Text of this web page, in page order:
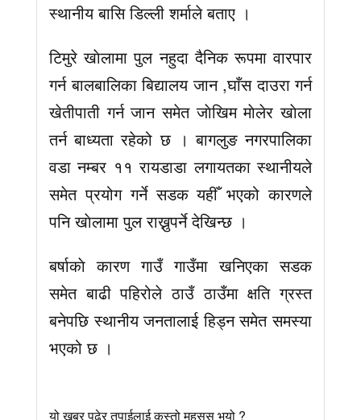
स्थानीय बासि डिल्ली शर्माले बताए ।
टिमुरे खाेलामा पुल नहुदा दैनिक रूपमा वारपार
गर्न बालबालिका बिद्यालय जान ,घाँस दाउरा गर्न
खेतीपाती गर्न जान समेत जाेखिम माेलेर खाेला
तर्न बाध्यता रहेको छ । बागलुङ नगरपालिका
वडा नम्बर ११ रायडाडा लगायतका स्थानीयले
समेत प्रयोग गर्ने सडक यहीँ भएको कारणले
पनि खाेलामा पुल राख्नुपर्ने देखिन्छ ।
बर्षाकाे कारण गाउँ गाउँमा खनिएका सडक
समेत बाढी पहिरोले ठाउँ ठाउँमा क्षति ग्रस्त
बनेपछि स्थानीय जनतालाई हिड्न समेत समस्या
भएको छ ।
यो खबर पढेर तपाईलाई कस्तो महसुस भयो ?